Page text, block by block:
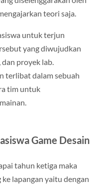
teori saja.
untuk terjun
yang diwujudkan
proyek lab.
terlibat dalam sebuah
tim untuk
Game Desain
tahun ketiga maka
lapangan yaitu dengan